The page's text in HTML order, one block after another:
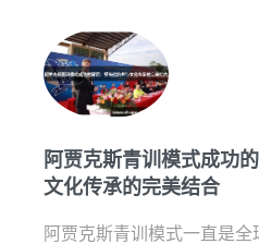
阿贾克斯青训模式成功
文化传承的完美结合
阿贾克斯青训模式一直是